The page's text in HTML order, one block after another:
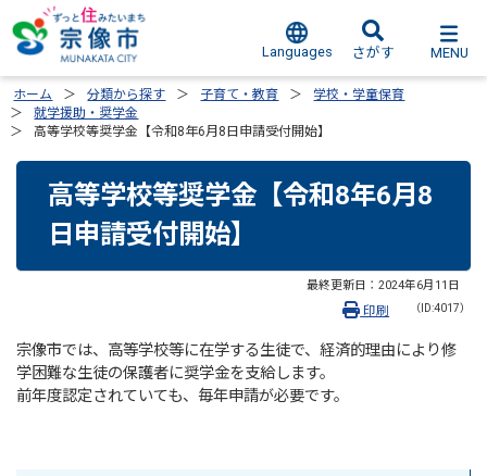
Languages さがす MENU
ホーム 分類から探す 子育て・教育
学校・学童保育
就学援助・奨学金
高等学校等奨学金【令和8年6月8日申請受付開始】
高等学校等奨学金【令和8年6月8
日申請受付開始】
最終更新日： 2024年6月11日
（ID:4017）
印刷
宗像市では、高等学校等に在学する生徒で、経済的理由により修
学困難な生徒の保護者に奨学金を支給します。
前年度認定されていても、毎年申請が必要です。